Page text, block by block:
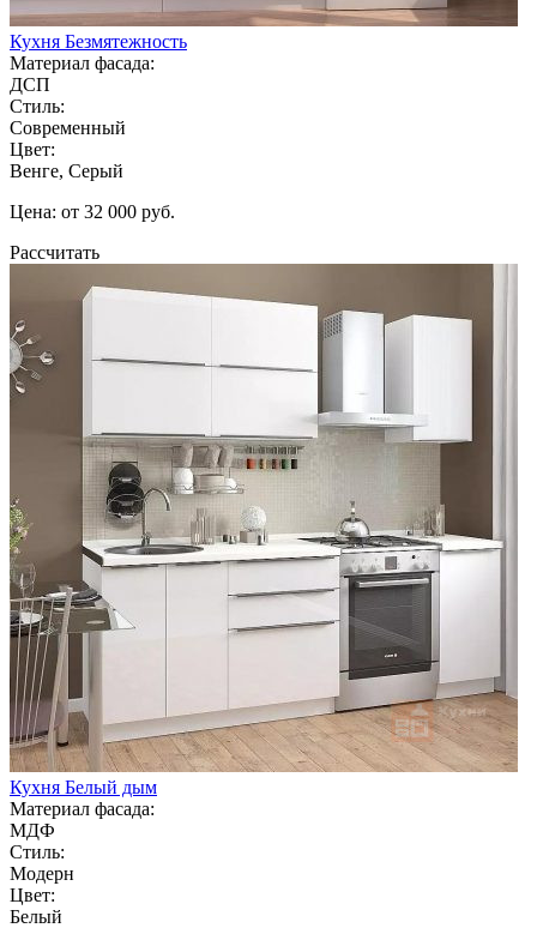
Кухня Безмятежность
Материал фасада:
ДСП
Стиль:
Современный
Цвет:
Венге, Серый
Цена: от 32 000 руб.
Рассчитать
Кухня Белый дым
Материал фасада:
МДФ
Стиль:
Модерн
Цвет:
Белый